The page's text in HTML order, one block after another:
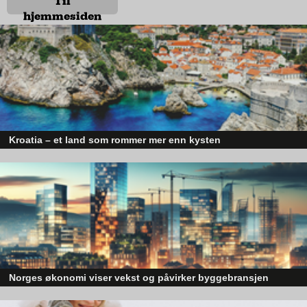
Hos Erik Arnesen på Helsfyr ser selgerne en tydelig endring
blant kundene. Stadig flere vurderer nemlig langt flere merker
enn det den tradisjonelle Mercedes-kjøperen tidligere gjorde.
Jørn forteller at Mercedes ønsker å ta sin andel av salget i det
grønne skiftet, og at de sentralt i Erik Arnesen fokuserer på å få
til et skifte blant kundegruppen som fortsatt kjører fossil, men
som vurderer elbil.
– Vi har fortsatt varebiler som går på diesel, men der er vi i full
gang med å rulle ut elektriske varebiler, sier Jørn, som snart
hjemmesiden
Kroatia – et land som rommer mer enn kysten
sider enn det førsteinntrykket mange sitter igjen med.
Norges økonomi viser vekst og påvirker byggebransjen